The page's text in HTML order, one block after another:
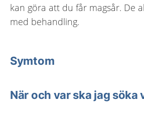
kan göra att du får magsår. De
med behandling.
Symtom
När och var ska jag söka